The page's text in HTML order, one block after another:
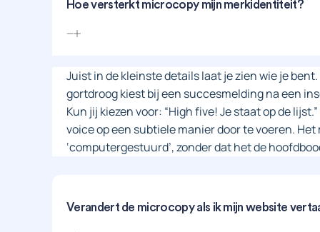
Hoe versterkt microcopy mijn merkidentiteit?
Juist in de kleinste details laat je zien wie je
gortdroog kiest bij een succesmelding na een
Kun jij kiezen voor: “High five! Je staat op de
voice op een subtiele manier door te voeren.
‘computergestuurd’, zonder dat het de
Verandert de microcopy als ik mijn website